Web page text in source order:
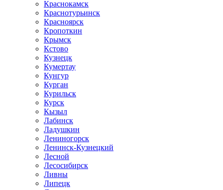
Краснокамск
Краснотурьинск
Красноярск
Кропоткин
Крымск
Кстово
Кузнецк
Кумертау
Кунгур
Курган
Курильск
Курск
Кызыл
Лабинск
Ладушкин
Лениногорск
Ленинск-Кузнецкий
Лесной
Лесосибирск
Ливны
Липецк